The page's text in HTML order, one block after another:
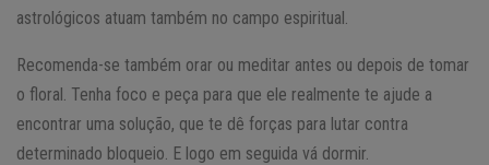
astrológicos atuam também no campo espiritual.
Recomenda-se também orar ou meditar antes ou depois de tomar
o floral. Tenha foco e peça para que ele realmente te ajude a
encontrar uma solução, que te dê forças para lutar contra
determinado bloqueio. E logo em seguida vá dormir.